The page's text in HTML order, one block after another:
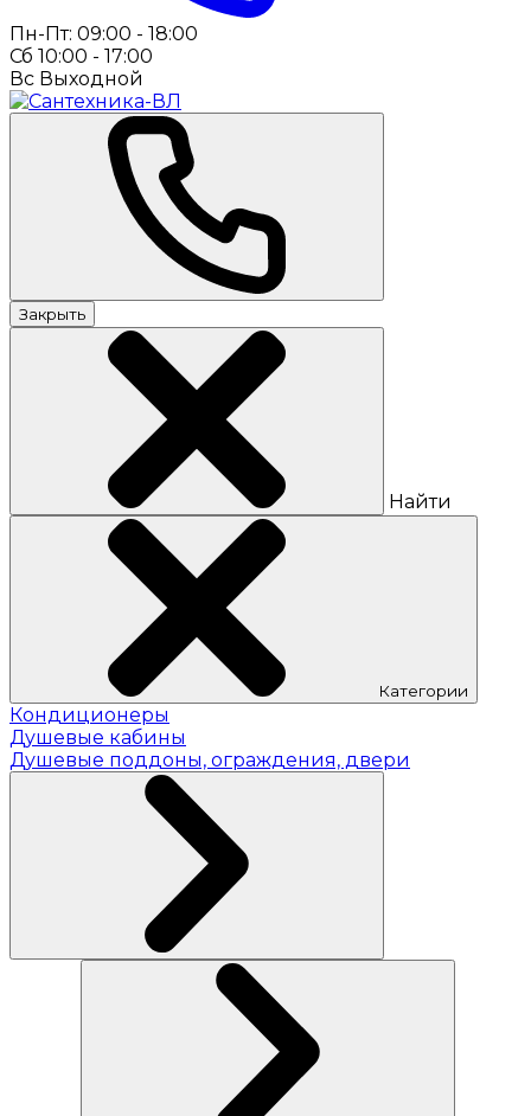
Пн-Пт: 09:00 - 18:00
Сб 10:00 - 17:00
Вс Выходной
Закрыть
Найти
Категории
Кондиционеры
Душевые кабины
Душевые поддоны, ограждения, двери